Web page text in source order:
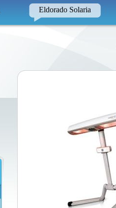
Eldorado Solaria